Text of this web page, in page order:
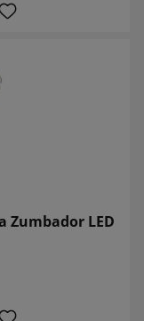
Zumbador LED